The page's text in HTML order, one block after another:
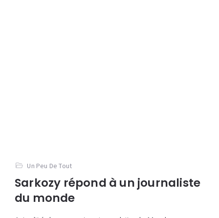
Un Peu De Tout
Sarkozy répond à un journaliste
du monde